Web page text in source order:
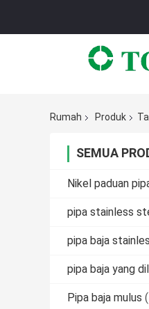
Rumah Produk
SEMUA
Nikel paduan
pipa stainless
pipa baja
pipa baja yang
Pipa baja mulus